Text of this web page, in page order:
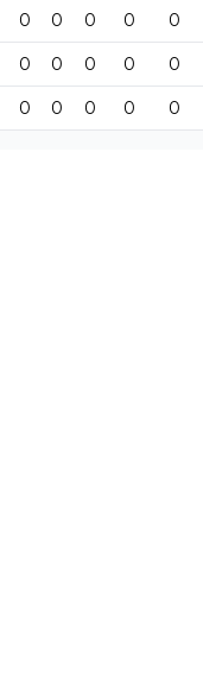
0 0 0 0 0
0 0 0 0 0
0 0 0 0 0